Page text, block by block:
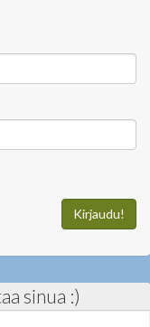
Kirjaudu!
sinua :)